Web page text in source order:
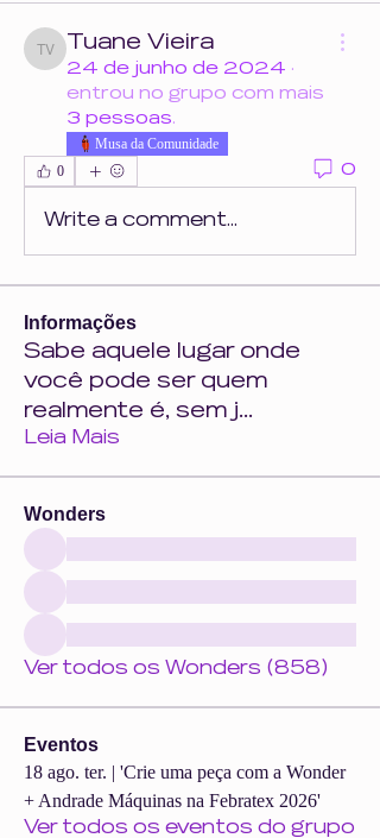
Tuane Vieira
Tuane Vieira
24 de junho de 2024 ·
entrou no grupo com mais
3 pessoas.
Musa da Comunidade
0
0
Write a comment...
Informações
Sabe aquele lugar onde
você pode ser quem
realmente é, sem j...
Leia Mais
Wonders
Ver todos os Wonders (858)
Eventos
18 ago. ter. | 'Crie uma peça com a Wonder
+ Andrade Máquinas na Febratex 2026'
Ver todos os eventos do grupo